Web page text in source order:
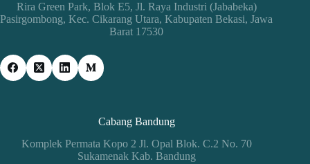
Rira Green Park, Blok E5, Jl. Raya Industri (Jababeka)
Pasirgombong, Kec. Cikarang Utara, Kabupaten Bekasi, Jawa
Barat 17530
Cabang Bandung
Komplek Permata Kopo 2 Jl. Opal Blok. C.2 No. 70
Sukamenak Kab. Bandung